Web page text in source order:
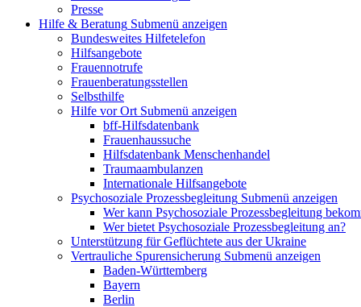
Presse
Hilfe & Beratung Submenü anzeigen
Bundesweites Hilfetelefon
Hilfsangebote
Frauennotrufe
Frauenberatungsstellen
Selbsthilfe
Hilfe vor Ort Submenü anzeigen
bff-Hilfsdatenbank
Frauenhaussuche
Hilfsdatenbank Menschenhandel
Traumaambulanzen
Internationale Hilfsangebote
Psychosoziale Prozessbegleitung Submenü anzeigen
Wer kann Psychosoziale Prozessbegleitung
Wer bietet Psychosoziale Prozessbegleitung an?
Unterstützung für Geflüchtete aus der Ukraine
Vertrauliche Spurensicherung Submenü anzeigen
Baden-Württemberg
Bayern
Berlin